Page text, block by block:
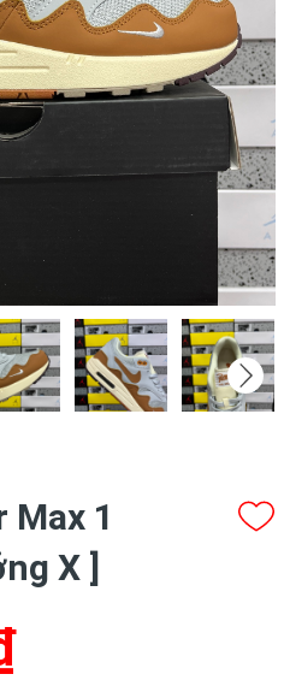
Max 1
X ]